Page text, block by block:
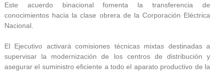
Este acuerdo binacional fomenta la transferencia de
conocimientos hacia la clase obrera de la Corporación Eléctrica
Nacional.
El Ejecutivo activará comisiones técnicas mixtas destinadas a
supervisar la modernización de los centros de distribución y
asegurar el suministro eficiente a todo el aparato productivo de la